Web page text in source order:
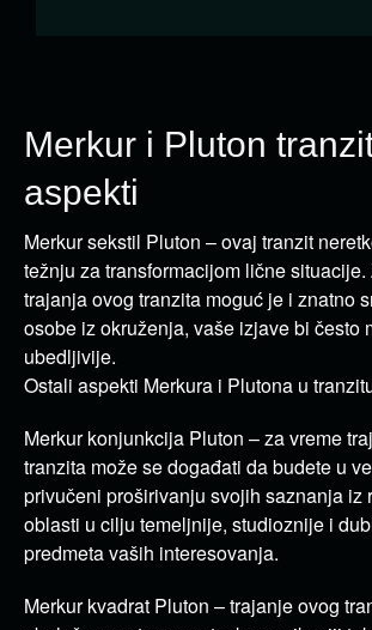
Merkur i Pluton
aspekti
Merkur sekstil Pluton – ovaj tranzit
težnju za transformacijom lične situacije.
trajanja ovog tranzita moguć je i znatno
osobe iz okruženja, vaše izjave bi često
ubedljivije.
Ostali aspekti Merkura i Plutona u
Merkur konjunkcija Pluton – za vreme
tranzita može se događati da budete u
privučeni proširivanju svojih saznanja iz
oblasti u cilju temeljnije, studioznije i
predmeta vaših interesovanja.
Merkur kvadrat Pluton – trajanje ovog